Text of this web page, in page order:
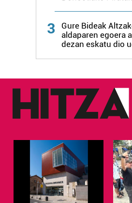
3
Gure Bideak
aldaparen egoera
dezan eskatu dio